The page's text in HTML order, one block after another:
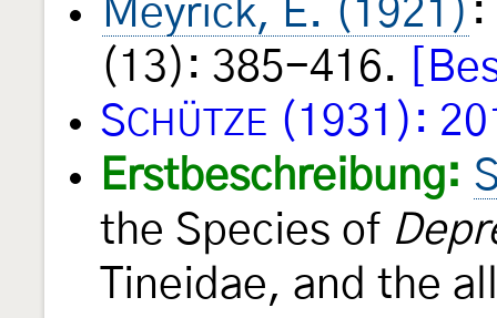
Meyrick, E. (1921) :
(13): 385-416.
SCHÜTZE (1931):
Erstbeschreibung:
the Species of
Tineidae, and the